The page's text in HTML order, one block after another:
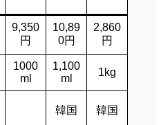
9,350
円
10,89
0円
2,860
円
1000
ml
1,100
ml
1kg
韓国 韓国